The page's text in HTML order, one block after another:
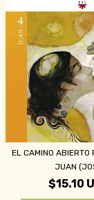
EL CAMINO ABIERTO
JUAN
$15.10